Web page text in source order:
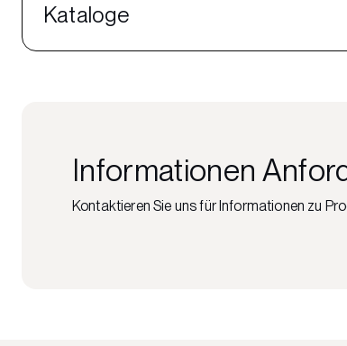
Kataloge
Informationen
Kontaktieren Sie uns für Informationen zu